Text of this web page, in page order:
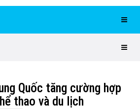
Quốc tăng cường hợp
thao và du lịch